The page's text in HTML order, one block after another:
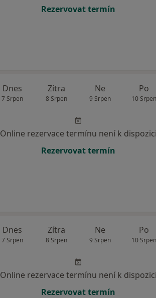
Rezervovat termín
Dnes
7 Srpen
Zítra
8 Srpen
Ne
9 Srpen
Po
10 Srpen
Online rezervace termínu není k dispozici
Rezervovat termín
Dnes
7 Srpen
Zítra
8 Srpen
Ne
9 Srpen
Po
10 Srpen
Online rezervace termínu není k dispozici
Rezervovat termín